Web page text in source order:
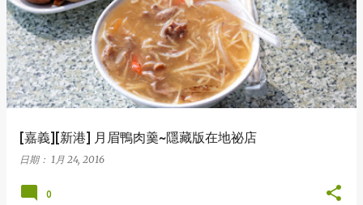
表
文
章
[嘉義][新港] 月眉鴨肉羹~隱藏版在地祕店
日期： 1月 24, 2016
0